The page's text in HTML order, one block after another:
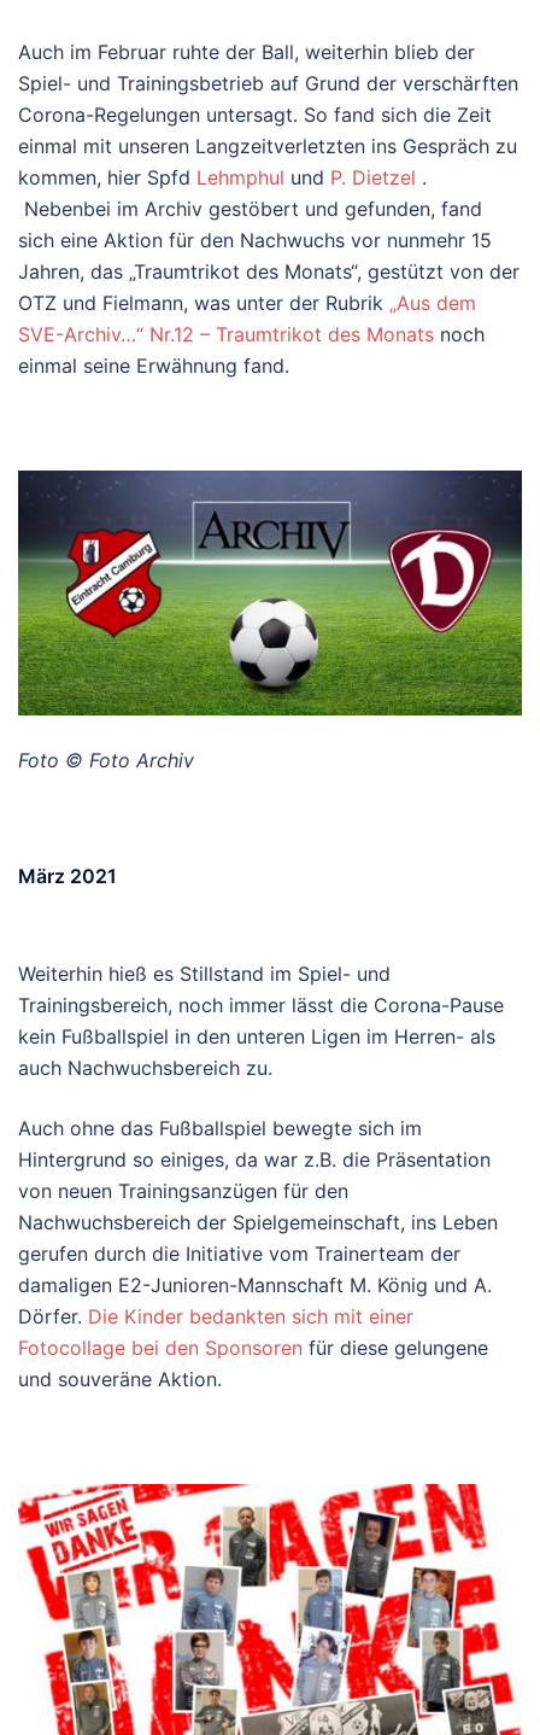
Auch im Februar ruhte der Ball, weiterhin blieb der
Spiel- und Trainingsbetrieb auf Grund der verschärften
Corona-Regelungen untersagt. So fand sich die Zeit
einmal mit unseren Langzeitverletzten ins Gespräch zu
kommen, hier Spfd Lehmphul und P. Dietzel .
Nebenbei im Archiv gestöbert und gefunden, fand
sich eine Aktion für den Nachwuchs vor nunmehr 15
Jahren, das „Traumtrikot des Monats“, gestützt von der
OTZ und Fielmann, was unter der Rubrik „Aus dem
SVE-Archiv…“ Nr.12 – Traumtrikot des Monats noch
einmal seine Erwähnung fand.
Foto © Foto Archiv
März 2021
Weiterhin hieß es Stillstand im Spiel- und
Trainingsbereich, noch immer lässt die Corona-Pause
kein Fußballspiel in den unteren Ligen im Herren- als
auch Nachwuchsbereich zu.
Auch ohne das Fußballspiel bewegte sich im
Hintergrund so einiges, da war z.B. die Präsentation
von neuen Trainingsanzügen für den
Nachwuchsbereich der Spielgemeinschaft, ins Leben
gerufen durch die Initiative vom Trainerteam der
damaligen E2-Junioren-Mannschaft M. König und A.
Dörfer. Die Kinder bedankten sich mit einer
Fotocollage bei den Sponsoren für diese gelungene
und souveräne Aktion.